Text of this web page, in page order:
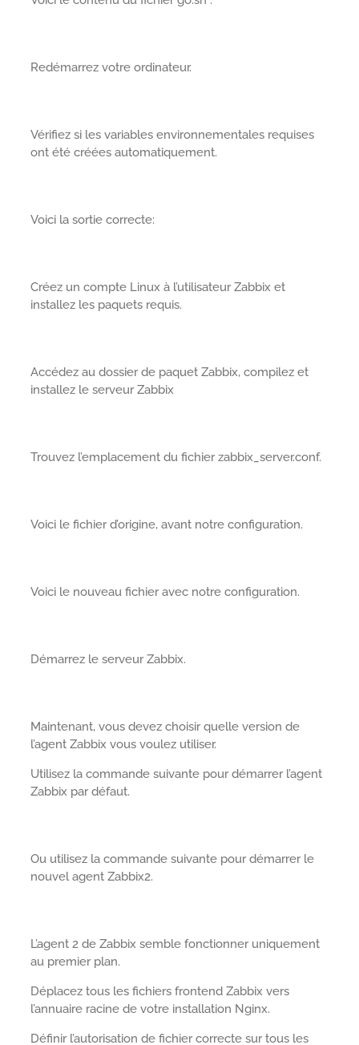
Redémarrez votre ordinateur.
Vérifiez si les variables environnementales requises
ont été créées automatiquement.
Voici la sortie correcte:
Créez un compte Linux à l’utilisateur Zabbix et
installez les paquets requis.
Accédez au dossier de paquet Zabbix, compilez et
installez le serveur Zabbix
Trouvez l’emplacement du fichier zabbix_server.conf.
Voici le fichier d’origine, avant notre configuration.
Voici le nouveau fichier avec notre configuration.
Démarrez le serveur Zabbix.
Maintenant, vous devez choisir quelle version de
l’agent Zabbix vous voulez utiliser.
Utilisez la commande suivante pour démarrer l’agent
Zabbix par défaut.
Ou utilisez la commande suivante pour démarrer le
nouvel agent Zabbix2.
L’agent 2 de Zabbix semble fonctionner uniquement
au premier plan.
Déplacez tous les fichiers frontend Zabbix vers
l’annuaire racine de votre installation Nginx.
Définir l’autorisation de fichier correcte sur tous les